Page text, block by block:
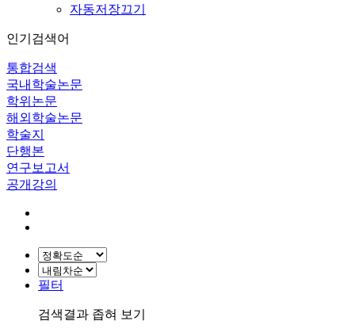
자동저장끄기
인기검색어
통합검색
국내학술논문
학위논문
해외학술논문
학술지
단행본
연구보고서
공개강의
필터
검색결과 좁혀 보기